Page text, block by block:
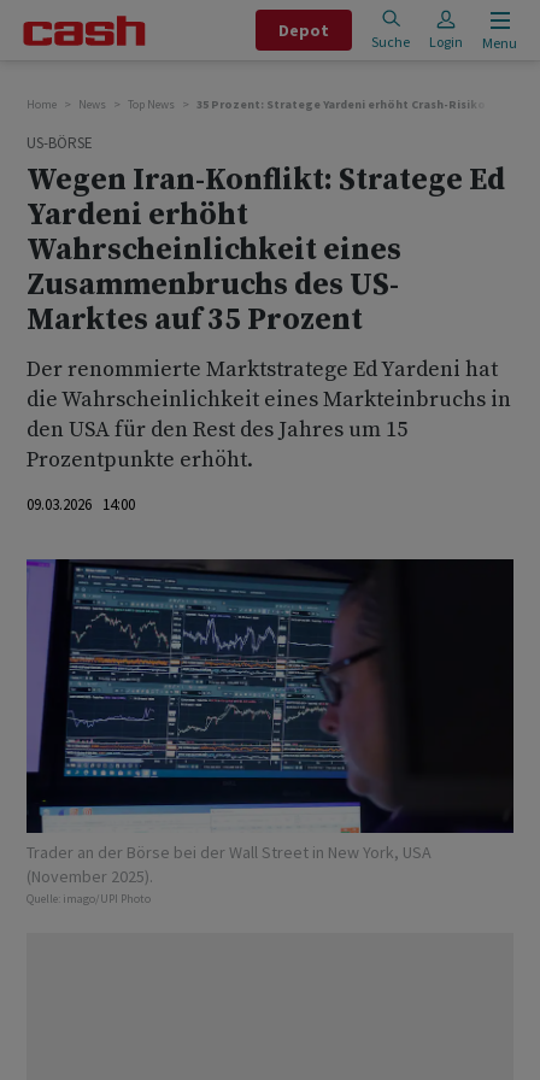
Depot
Suche Login Menu
Home News Top News 35 Prozent: Stratege Yardeni erhöht Crash-Risiko für
US-BÖRSE
Wegen Iran-Konflikt: Stratege Ed
Yardeni erhöht
Wahrscheinlichkeit eines
Zusammenbruchs des US-
Marktes auf 35 Prozent
Der renommierte Marktstratege Ed Yardeni hat
die Wahrscheinlichkeit eines Markteinbruchs in
den USA für den Rest des Jahres um 15
Prozentpunkte erhöht.
09.03.2026 14:00
Trader an der Börse bei der Wall Street in New York, USA
(November 2025).
Quelle: imago/UPI Photo